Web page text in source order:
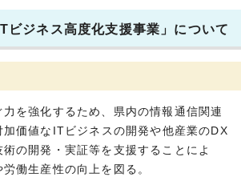
ジネス高度化支援事業」について
を強化するため、県内の情報通信関連
価値なITビジネスの開発や他産業のDX
の開発・実証等を支援することによ
働生産性の向上を図る。